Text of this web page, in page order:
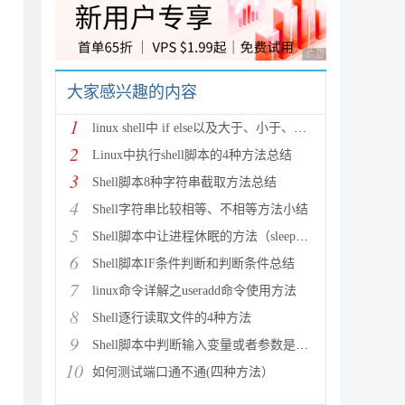
广告 商业广告，理性
大家感兴趣的内容
1 linux shell中 if else以及大于、小于、等于
2 Linux中执行shell脚本的4种方法总结
3 Shell脚本8种字符串截取方法总结
4 Shell字符串比较相等、不相等方法小结
5 Shell脚本中让进程休眠的方法（sleep用法）
6 Shell脚本IF条件判断和判断条件总结
7 linux命令详解之useradd命令使用方法
8 Shell逐行读取文件的4种方法
9 Shell脚本中判断输入变量或者参数是否为空的方法
10 如何测试端口通不通(四种方法）